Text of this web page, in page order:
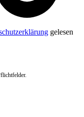
gelesen